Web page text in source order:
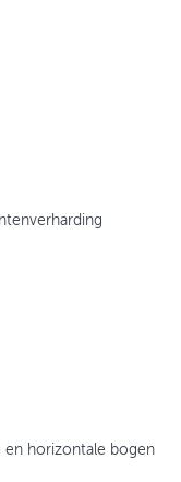
en horizontale bogen